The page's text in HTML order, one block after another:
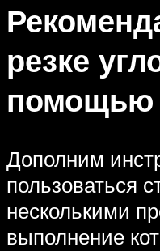
резке
помощью
Дополним
пользоваться
несколькими
выполнение